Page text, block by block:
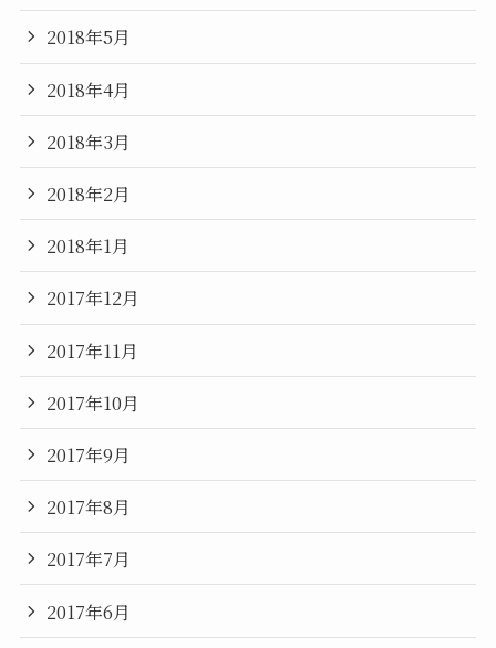
2018年5月
2018年4月
2018年3月
2018年2月
2018年1月
2017年12月
2017年11月
2017年10月
2017年9月
2017年8月
2017年7月
2017年6月